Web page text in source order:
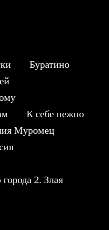
Буратино
К себе нежно
Муромец
2. Злая